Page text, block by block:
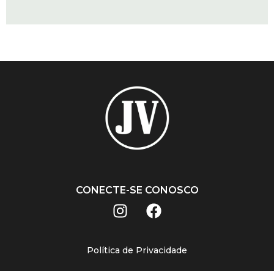
CONECTE-SE CONOSCO
Política de Privacidade